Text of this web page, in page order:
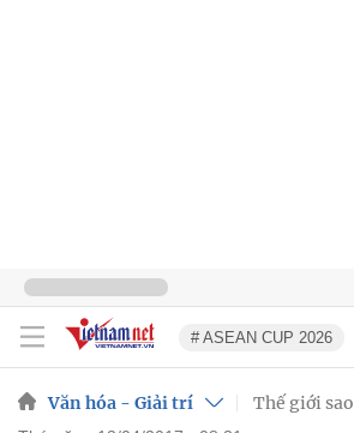
# ASEAN CUP 2026
Văn hóa - Giải trí Thế giới sao